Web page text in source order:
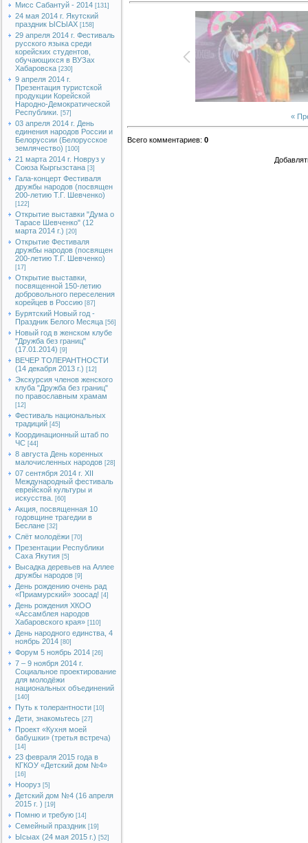
Мисс Сабантуй - 2014 [131]
24 мая 2014 г. Якутский
праздник ЫСЫАХ [158]
29 апреля 2014 г. Фестиваль
русского языка среди
корейских студентов,
обучающихся в ВУЗах
Хабаровска [230]
9 апреля 2014 г.
Презентация туристской
продукции Корейской
Народно-Демократической
Республики.
[57]
03 апреля 2014 г. День
единения народов России и
Белоруссии (Белорусское
землячество) [100]
21 марта 2014 г. Новруз у
Союза Кыргызстана [3]
Гала-концерт Фестиваля
дружбы народов (посвящен
200-летию Т.Г. Шевченко)
[122]
Открытие выставки "Дума о
Тарасе Шевченко" (12
марта 2014 г.) [20]
Открытие Фестиваля
дружбы народов (посвящен
200-летию Т.Г. Шевченко)
[17]
Открытие выставки,
посвященной 150-летию
добровольного переселения
корейцев в Россию [87]
Бурятский Новый год -
Праздник Белого Месяца [56]
Новый год в женском клубе
"Дружба без границ"
(17.01.2014) [9]
ВЕЧЕР ТОЛЕРАНТНОСТИ
(14 декабря 2013 г.) [12]
Экскурсия членов женского
клуба "Дружба без границ"
по православным храмам
[12]
Фестиваль национальных
традиций [45]
Координационный штаб по
ЧС [44]
8 августа День коренных
малочисленных народов [28]
07 сентября 2014 г. XII
Международный фестиваль
еврейской культуры и
искусства.
[60]
Акция, посвященная 10
годовщине трагедии в
Беслане [32]
Слёт молодёжи [70]
Презентации Республики
Саха Якутия [5]
Высадка деревьев на Аллее
дружбы народов [9]
День рождению очень рад
«Приамурский» зоосад! [4]
День рождения ХКОО
«Ассамблея народов
Хабаровского края» [110]
День народного единства, 4
ноябрь 2014 [80]
Форум 5 ноябрь 2014 [26]
7 – 9 ноября 2014 г.
Социальное проектирование
для молодёжи
национальных объединений
[140]
Путь к толерантности [10]
Дети, знакомьтесь [27]
Проект «Кухня моей
бабушки» (третья встреча)
[14]
23 февраля 2015 года в
КГКОУ «Детский дом №4»
[16]
Нооруз [5]
Детский дом №4 (16 апреля
2015 г. ) [19]
Помню и требую [14]
Семейный праздник [19]
Ысыах (24 мая 2015 г.) [52]
«
Всего комментариев: 0